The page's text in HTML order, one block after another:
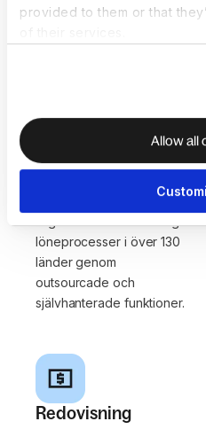
provided to them or that
Allow all
uppsägningar i över 130
lönehantering
löneprocesser i över 130
länder genom
outsourcade och
självhanterade funktioner.
Redovisning